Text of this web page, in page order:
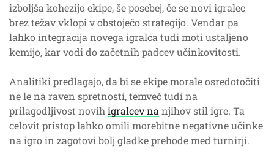
izboljša kohezijo ekipe, še posebej, če se novi igralec
brez težav vklopi v obstoječo strategijo. Vendar pa
lahko integracija novega igralca tudi moti ustaljeno
kemijo, kar vodi do začetnih padcev učinkovitosti.
Analitiki predlagajo, da bi se ekipe morale osredotočiti
ne le na raven spretnosti, temveč tudi na
prilagodljivost novih igralcev na njihov stil igre. Ta
celovit pristop lahko omili morebitne negativne učinke
na igro in zagotovi bolj gladke prehode med turnirji.